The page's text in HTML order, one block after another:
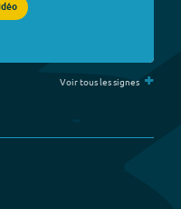
Voir tous les signes +